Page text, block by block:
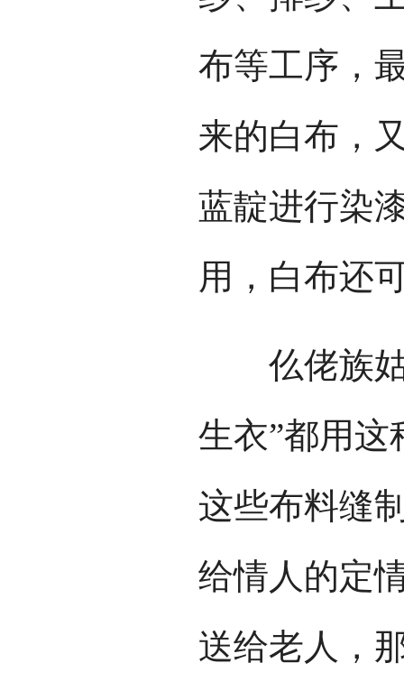
布等工序，
来的白布，
蓝靛进行染
用，白布还
仫佬族姑
生衣”都用
这些布料缝
给情人的定
送给老人，